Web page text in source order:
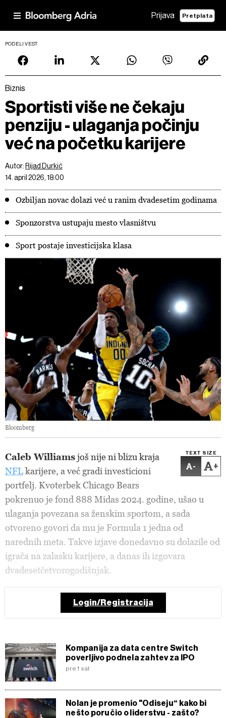
Prijava Pretplata
PODELI VEST
Biznis
Sportisti više ne čekaju
penziju - ulaganja počinju
već na početku karijere
Autor: Rijad Durkić
14. april 2026, 18:00
Ozbiljan novac dolazi već u ranim dvadesetim godinama
Sponzorstva ustupaju mesto vlasništvu
Sport postaje investicijska klasa
Bloomberg
TEXT SIZE
- +
Caleb Williamsjoš nije ni blizu kraja
NFLkarijere, a već gradi investicioni
portfelj. Kvoterbek Chicago Bears
pokrenuo je fond 888 Midas 2024. godine, ušao u
ulaganja povezana sa ženskim sportom, a sada
otvoreno govori da mu je Formula 1 jedna od
narednih meta. Takve izjave donedavno su dolazile od
igrača na zalasku karijere, a danas ih izgovara
dvadesetčetvorogodišnjak.
Login/Registracija
Kompanija za data centre Switch
poverljivo podnela zahtev za IPO
pre 1 sat
Nolan je promenio "Odiseju“ kako bi
nešto poručio o liderstvu - zašto?